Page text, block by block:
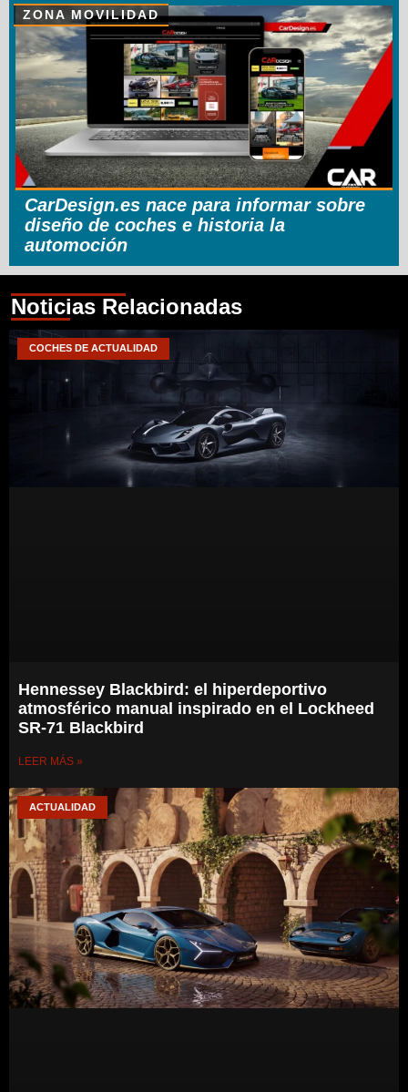
ZONA MOVILIDAD
CarDesign.es nace para informar sobre
diseño de coches e historia la
automoción
Noticias Relacionadas
COCHES DE ACTUALIDAD
Hennessey Blackbird: el hiperdeportivo
atmosférico manual inspirado en el Lockheed
SR-71 Blackbird
LEER MÁS »
ACTUALIDAD